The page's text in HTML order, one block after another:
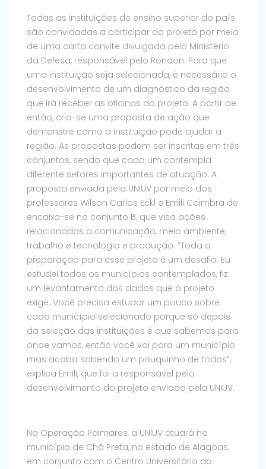
Todas as instituições de ensino superior do país
são convidadas a participar do projeto por meio
de uma carta convite divulgada pelo Ministério
da Defesa, responsável pelo Rondon. Para que
uma instituição seja selecionada, é necessário o
desenvolvimento de um diagnóstico da região
que irá receber as oficinas do projeto. A partir de
então, cria-se uma proposta de ação que
demonstre como a instituição pode ajudar a
região. As propostas podem ser inscritas em três
conjuntos, sendo que cada um contempla
diferente setores importantes de atuação. A
proposta enviada pela UNIUV por meio dos
professores Wilson Carlos Eckl e Emili Coimbra de
encaixa-se no conjunto B, que visa ações
relacionadas a comunicação, meio ambiente,
trabalho e tecnologia e produção. “Toda a
preparação para esse projeto é um desafio. Eu
estudei todos os municípios contemplados, fiz
um levantamento dos dados que o projeto
exige. Você precisa estudar um pouco sobre
cada município selecionado porque só depois
da seleção das instituições é que sabemos para
onde vamos, então você vai para um município
mas acaba sabendo um pouquinho de todos”,
explica Emili, que foi a responsável pelo
desenvolvimento do projeto enviado pela UNIUV.
Na Operação Palmares, a UNIUV atuará no
município de Chã Preta, no estado de Alagoas,
em conjunto com o Centro Universitário do